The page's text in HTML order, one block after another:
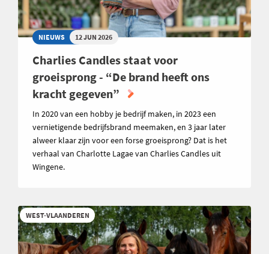
NIEUWS 12 JUN 2026
Charlies Candles staat voor
groeisprong - “De brand heeft ons
kracht gegeven”
In 2020 van een hobby je bedrijf maken, in 2023 een
vernietigende bedrijfsbrand meemaken, en 3 jaar later
alweer klaar zijn voor een forse groeisprong? Dat is het
verhaal van Charlotte Lagae van Charlies Candles uit
Wingene.
WEST-VLAANDEREN